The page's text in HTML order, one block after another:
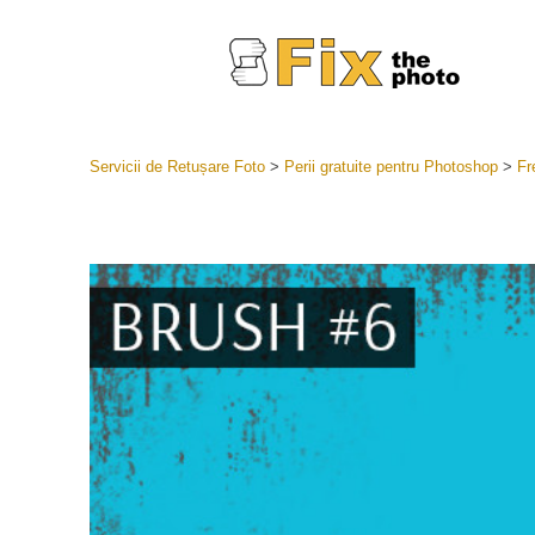
LR
Cea mai
Presets
Servicii de Retușare Foto> Perii gratuite pentru Photoshop>